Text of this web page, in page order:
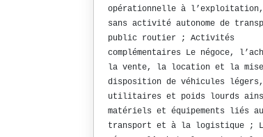
opérationnelle à l’exploitation,
sans activité autonome de
public routier ; Activités
complémentaires Le négoce,
la vente, la location et la
disposition de véhicules légers,
utilitaires et poids lourds
matériels et équipements liés au
transport et à la logistique ;